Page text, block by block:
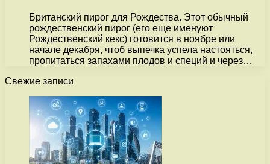
Британский пирог для Рождества. Этот обычный
рождественский пирог (его еще именуют
Рождественский кекс) готовится в ноябре или
начале декабря, чтоб выпечка успела настояться,
пропитаться запахами плодов и специй и через…
Свежие записи